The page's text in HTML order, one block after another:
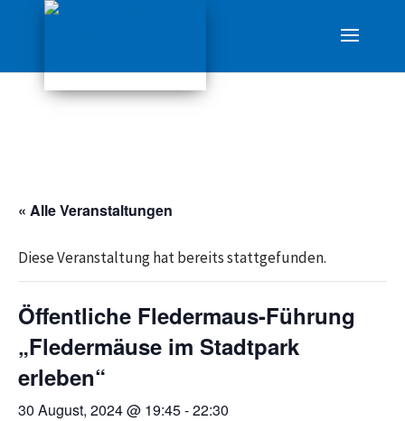
« Alle Veranstaltungen
Diese Veranstaltung hat bereits stattgefunden.
Öffentliche Fledermaus-Führung
„Fledermäuse im Stadtpark
erleben“
30 August, 2024 @ 19:45-22:30